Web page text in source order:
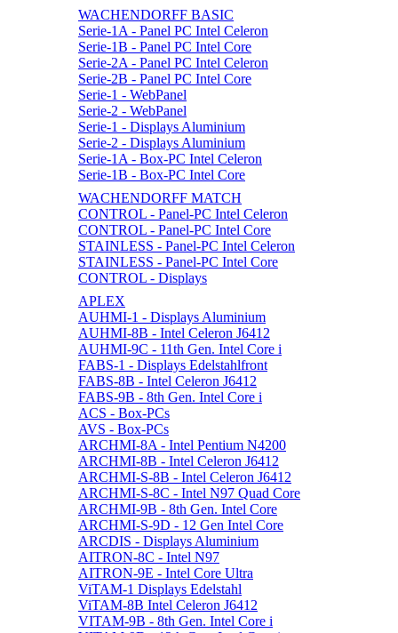
WACHENDORFF BASIC
Serie-1A - Panel PC Intel Celeron
Serie-1B - Panel PC Intel Core
Serie-2A - Panel PC Intel Celeron
Serie-2B - Panel PC Intel Core
Serie-1 - WebPanel
Serie-2 - WebPanel
Serie-1 - Displays Aluminium
Serie-2 - Displays Aluminium
Serie-1A - Box-PC Intel Celeron
Serie-1B - Box-PC Intel Core
WACHENDORFF MATCH
CONTROL - Panel-PC Intel Celeron
CONTROL - Panel-PC Intel Core
STAINLESS - Panel-PC Intel Celeron
STAINLESS - Panel-PC Intel Core
CONTROL - Displays
APLEX
AUHMI-1 - Displays Aluminium
AUHMI-8B - Intel Celeron J6412
AUHMI-9C - 11th Gen. Intel Core i
FABS-1 - Displays Edelstahlfront
FABS-8B - Intel Celeron J6412
FABS-9B - 8th Gen. Intel Core i
ACS - Box-PCs
AVS - Box-PCs
ARCHMI-8A - Intel Pentium N4200
ARCHMI-8B - Intel Celeron J6412
ARCHMI-S-8B - Intel Celeron J6412
ARCHMI-S-8C - Intel N97 Quad Core
ARCHMI-9B - 8th Gen. Intel Core
ARCHMI-S-9D - 12 Gen Intel Core
ARCDIS - Displays Aluminium
AITRON-8C - Intel N97
AITRON-9E - Intel Core Ultra
ViTAM-1 Displays Edelstahl
ViTAM-8B Intel Celeron J6412
VITAM-9B - 8th Gen. Intel Core i